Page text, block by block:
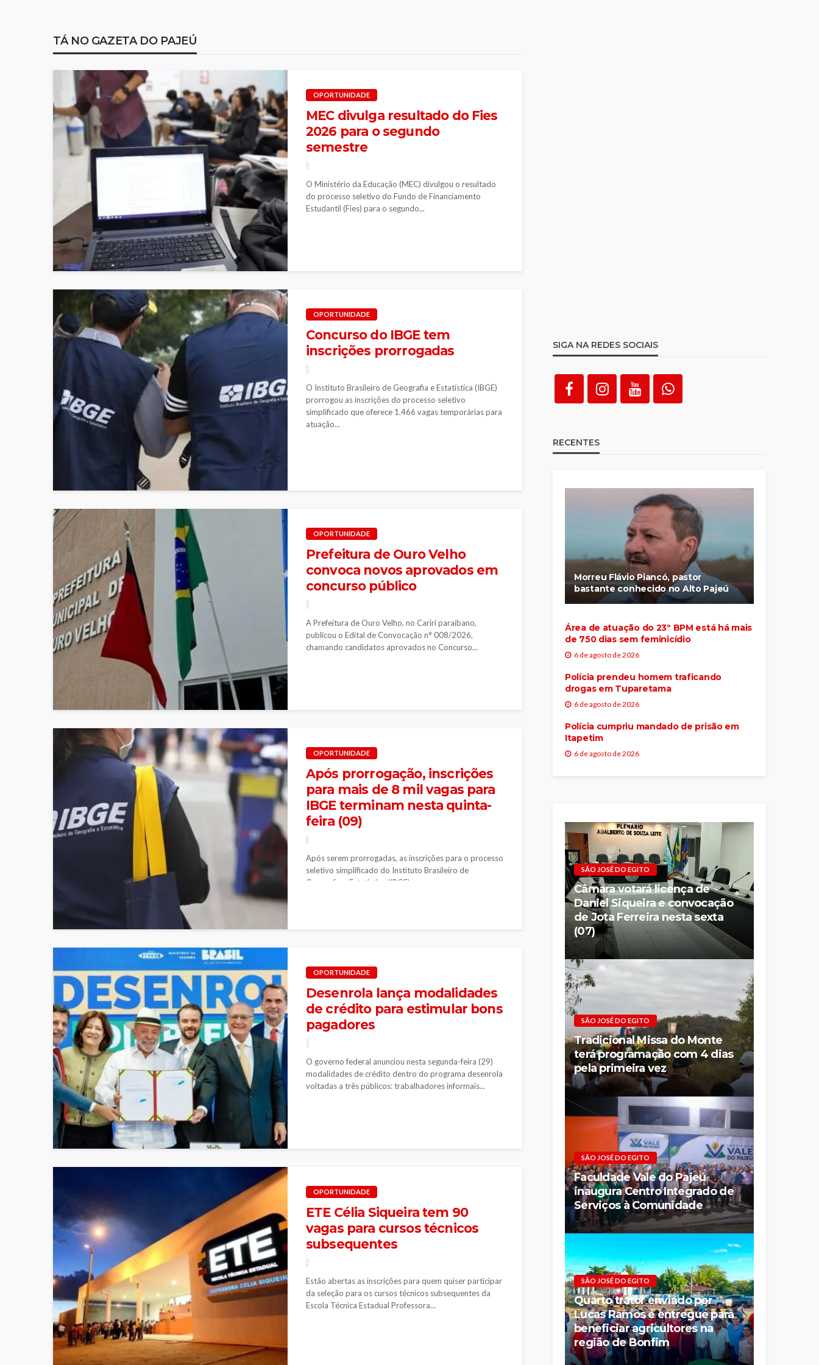
TÁ NO GAZETA DO PAJEÚ
OPORTUNIDADE
MEC divulga resultado do Fies
2026 para o segundo
semestre
O Ministério da Educação (MEC) divulgou o resultado
do processo seletivo do Fundo de Financiamento
Estudantil (Fies) para o segundo...
OPORTUNIDADE
Concurso do IBGE tem
inscrições prorrogadas
O Instituto Brasileiro de Geografia e Estatística (IBGE)
prorrogou as inscrições do processo seletivo
simplificado que oferece 1.466 vagas temporárias para
atuação...
OPORTUNIDADE
Prefeitura de Ouro Velho
convoca novos aprovados em
concurso público
A Prefeitura de Ouro Velho, no Cariri paraibano,
publicou o Edital de Convocação n° 008/2026,
chamando candidatos aprovados no Concurso...
OPORTUNIDADE
Após prorrogação, inscrições
para mais de 8 mil vagas para
IBGE terminam nesta quinta-
feira (09)
Após serem prorrogadas, as inscrições para o processo
seletivo simplificado do Instituto Brasileiro de
Geografia e Estatística (IBGE) para o...
OPORTUNIDADE
Desenrola lança modalidades
de crédito para estimular bons
pagadores
O governo federal anunciou nesta segunda-feira (29)
modalidades de crédito dentro do programa desenrola
voltadas a três públicos: trabalhadores informais...
OPORTUNIDADE
ETE Célia Siqueira tem 90
vagas para cursos técnicos
subsequentes
Estão abertas as inscrições para quem quiser participar
da seleção para os cursos técnicos subsequentes da
Escola Técnica Estadual Professora...
SIGA NA REDES SOCIAIS
RECENTES
Morreu Flávio Piancó, pastor
bastante conhecido no Alto Pajeú
Área de atuação do 23º BPM está há mais
de 750 dias sem feminicídio
6 de agosto de 2026
Polícia prendeu homem traficando
drogas em Tuparetama
6 de agosto de 2026
Polícia cumpriu mandado de prisão em
Itapetim
6 de agosto de 2026
SÃO JOSÉ DO EGITO
Câmara votará licença de
Daniel Siqueira e convocação
de Jota Ferreira nesta sexta
(07)
SÃO JOSÉ DO EGITO
Tradicional Missa do Monte
terá programação com 4 dias
pela primeira vez
SÃO JOSÉ DO EGITO
Faculdade Vale do Pajeú
inaugura Centro Integrado de
Serviços à Comunidade
SÃO JOSÉ DO EGITO
Quarto trator enviado por
Lucas Ramos é entregue para
beneficiar agricultores na
região de Bonfim